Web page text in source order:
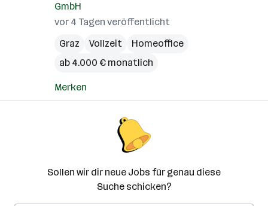
GmbH
vor 4 Tagen veröffentlicht
Graz
Vollzeit
Homeoffice
ab 4.000 € monatlich
Merken
Sollen wir dir neue Jobs für genau diese
Suche schicken?